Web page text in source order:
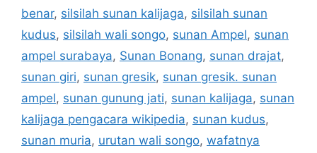
benar, silsilah sunan kalijaga, silsilah sunan
kudus, silsilah wali songo, sunan Ampel, sunan
ampel surabaya, Sunan Bonang, sunan drajat,
sunan giri, sunan gresik, sunan gresik. sunan
ampel, sunan gunung jati, sunan kalijaga, sunan
kalijaga pengacara wikipedia, sunan kudus,
sunan muria, urutan wali songo, wafatnya